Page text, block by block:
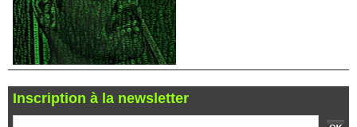
Inscription à la newsletter